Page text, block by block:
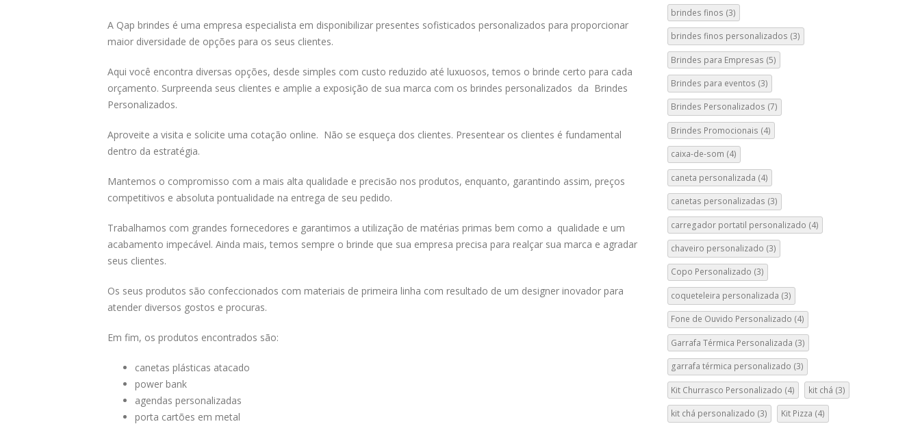
A Qap brindes é uma empresa especialista em disponibilizar presentes sofisticados personalizados para proporcionar
maior diversidade de opções para os seus clientes.
Aqui você encontra diversas opções, desde simples com custo reduzido até luxuosos, temos o brinde certo para cada
orçamento. Surpreenda seus clientes e amplie a exposição de sua marca com os brindes personalizados da Brindes
Personalizados.
Aproveite a visita e solicite uma cotação online. Não se esqueça dos clientes. Presentear os clientes é fundamental
dentro da estratégia.
Mantemos o compromisso com a mais alta qualidade e precisão nos produtos, enquanto, garantindo assim, preços
competitivos e absoluta pontualidade na entrega de seu pedido.
Trabalhamos com grandes fornecedores e garantimos a utilização de matérias primas bem como a qualidade e um
acabamento impecável. Ainda mais, temos sempre o brinde que sua empresa precisa para realçar sua marca e agradar
seus clientes.
Os seus produtos são confeccionados com materiais de primeira linha com resultado de um designer inovador para
atender diversos gostos e procuras.
Em fim, os produtos encontrados são:
canetas plásticas atacado
power bank
agendas personalizadas
porta cartões em metal
brindes finos (3)
brindes finos personalizados (3)
Brindes para Empresas (5)
Brindes para eventos (3)
Brindes Personalizados (7)
Brindes Promocionais (4)
caixa-de-som (4)
caneta personalizada (4)
canetas personalizadas (3)
carregador portatil personalizado (4)
chaveiro personalizado (3)
Copo Personalizado (3)
coqueteleira personalizada (3)
Fone de Ouvido Personalizado (4)
Garrafa Térmica Personalizada (3)
garrafa térmica personalizado (3)
Kit Churrasco Personalizado (4) kit chá (3)
kit chá personalizado (3) Kit Pizza (4)